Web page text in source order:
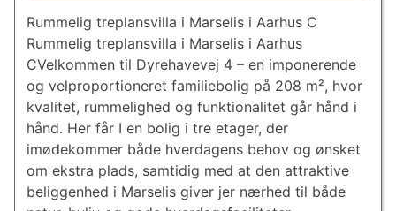
Rummelig treplansvilla i Marselis i Aarhus C
Rummelig treplansvilla i Marselis i Aarhus
CVelkommen til Dyrehavevej 4 – en imponerende
og vel­pro­por­tio­ne­ret familiebolig på 208 m², hvor
kvalitet, rummelighed og funktionalitet går hånd i
hånd. Her får I en bolig i tre etager, der
imødekommer både hverdagens behov og ønsket
om ekstra plads, samtidig med at den attraktive
beliggenhed i Marselis giver jer nærhed til både